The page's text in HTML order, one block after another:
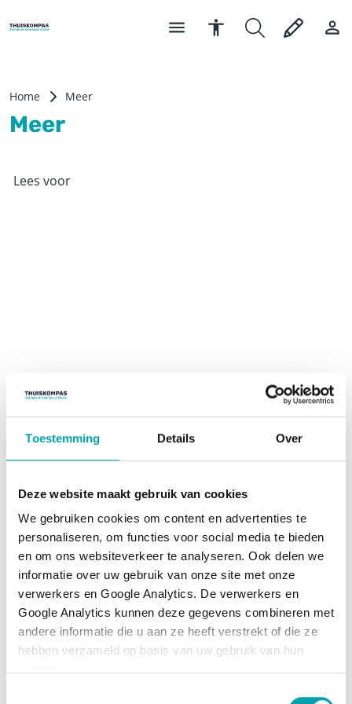
Toestemming Details Over
Deze website maakt gebruik van cookies
We gebruiken cookies om content en advertenties te
personaliseren, om functies voor social media te bieden
en om ons websiteverkeer te analyseren. Ook delen we
informatie over uw gebruik van onze site met onze
verwerkers en Google Analytics. De verwerkers en
Google Analytics kunnen deze gegevens combineren met
andere informatie die u aan ze heeft verstrekt of die ze
hebben verzameld op basis van uw gebruik van hun
Home Meer
Meer
Lees voor